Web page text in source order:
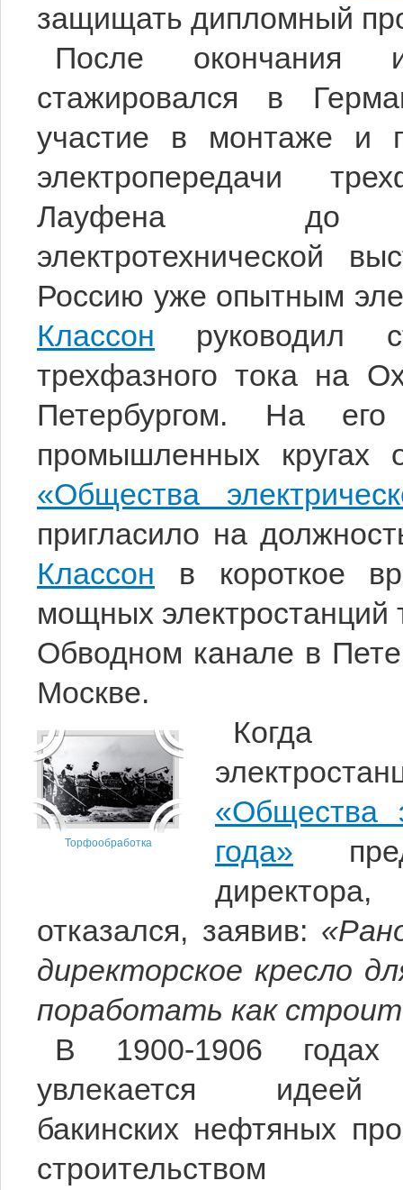
защищать дипломный
После окончания
стажировался в
участие в монтаже и
электропередачи
Лауфена до
электротехнической
Россию уже опытным
Классон руководил
трехфазного тока на
Петербургом. На его
промышленных кругах
«Общества
пригласило на
Классон в короткое
мощных электростанций
Обводном канале в
Москве.
Торфообработка
Когда
«Общества
года»
отказался, заявив:
директорское кресло
поработать как
В 1900-1906
увлекается идеей
бакинских нефтяных
строительством